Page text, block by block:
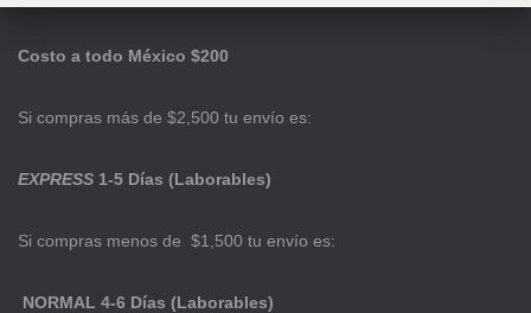
Costo a todo México $200
Si compras más de $2,500 tu envío es:
EXPRESS 1-5 Días (Laborables)
Si compras menos de $1,500 tu envío es:
NORMAL 4-6 Días (Laborables)